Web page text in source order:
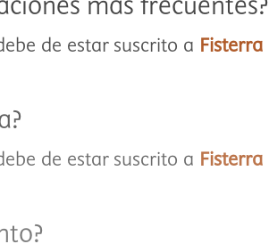
más frecuentes?
de estar suscrito a Fisterra
de estar suscrito a Fisterra